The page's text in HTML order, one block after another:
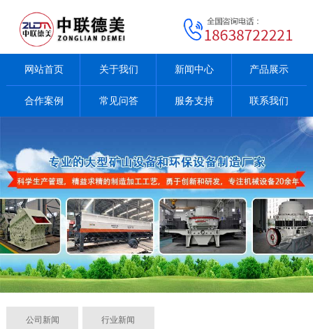
网站首页 关于我们 新闻中心 产品展示
合作案例 常见问答 服务支持 联系我们
公司新闻 行业新闻